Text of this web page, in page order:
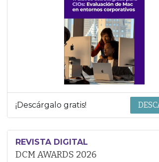
¡Descárgalo gratis!
REVISTA DIGITAL
DCM AWARDS 2026